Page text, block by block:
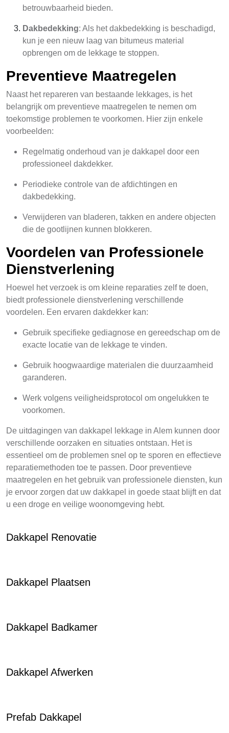
betrouwbaarheid bieden.
Dakbedekking: Als het dakbedekking is beschadigd,
kun je een nieuw laag van bitumeus material
opbrengen om de lekkage te stoppen.
Preventieve Maatregelen
Naast het repareren van bestaande lekkages, is het
belangrijk om preventieve maatregelen te nemen om
toekomstige problemen te voorkomen. Hier zijn enkele
voorbeelden:
Regelmatig onderhoud van je dakkapel door een
professioneel dakdekker.
Periodieke controle van de afdichtingen en
dakbedekking.
Verwijderen van bladeren, takken en andere objecten
die de gootlijnen kunnen blokkeren.
Voordelen van Professionele
Dienstverlening
Hoewel het verzoek is om kleine reparaties zelf te doen,
biedt professionele dienstverlening verschillende
voordelen. Een ervaren dakdekker kan:
Gebruik specifieke gediagnose en gereedschap om de
exacte locatie van de lekkage te vinden.
Gebruik hoogwaardige materialen die duurzaamheid
garanderen.
Werk volgens veiligheidsprotocol om ongelukken te
voorkomen.
De uitdagingen van dakkapel lekkage in Alem kunnen door
verschillende oorzaken en situaties ontstaan. Het is
essentieel om de problemen snel op te sporen en effectieve
reparatiemethoden toe te passen. Door preventieve
maatregelen en het gebruik van professionele diensten, kun
je ervoor zorgen dat uw dakkapel in goede staat blijft en dat
u een droge en veilige woonomgeving hebt.
Dakkapel Renovatie
Dakkapel Plaatsen
Dakkapel Badkamer
Dakkapel Afwerken
Prefab Dakkapel